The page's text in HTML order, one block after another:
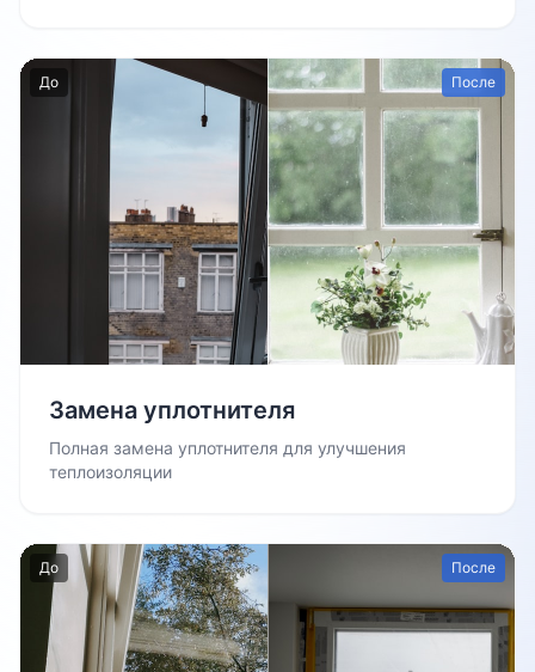
До После
Замена уплотнителя
Полная замена уплотнителя для улучшения
теплоизоляции
До После